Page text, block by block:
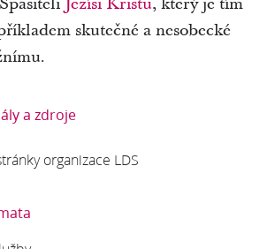
skutečné a nesobecké
a zdroje
organizace LDS